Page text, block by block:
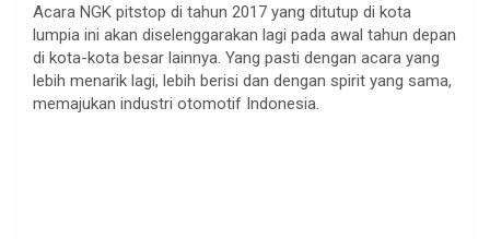
Acara NGK pitstop di tahun 2017 yang ditutup di kota
lumpia ini akan diselenggarakan lagi pada awal tahun depan
di kota-kota besar lainnya. Yang pasti dengan acara yang
lebih menarik lagi, lebih berisi dan dengan spirit yang sama,
memajukan industri otomotif Indonesia.